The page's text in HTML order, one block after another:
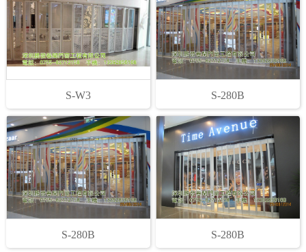
S-W3 S-280B
S-280B S-280B